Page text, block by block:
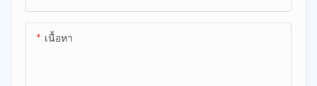
เนื้อหา